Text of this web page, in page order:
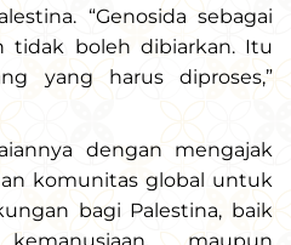
“Genosida sebagai
tidak boleh dibiarkan. Itu
yang harus diproses,”
dengan mengajak
komunitas global untuk
bagi Palestina, baik